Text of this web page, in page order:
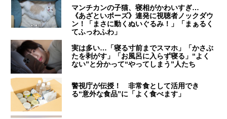
マンチカンの子猫、寝相がかわいすぎ…
《あざといポーズ》連発に視聴者ノックダウ
ン！「まさに動くぬいぐるみ！」「まぁるく
てふっわふわ」
実は多い…「寝る寸前までスマホ」「かさぶ
たを剥がす」「お風呂に入らず寝る」“よく
ない”と分かって“やってしまう”人たち
警視庁が伝授！ 非常食として活用でき
る“意外な食品”に「よく食べます」